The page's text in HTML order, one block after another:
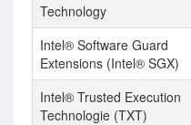
Technology
Intel® Software Guard
Extensions (Intel® SGX)
Intel® Trusted Execution
Technologie (TXT)